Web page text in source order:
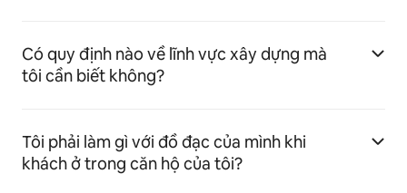
Có quy định nào về lĩnh vực xây dựng mà
tôi cần biết không?
Tôi phải làm gì với đồ đạc của mình khi
khách ở trong căn hộ của tôi?